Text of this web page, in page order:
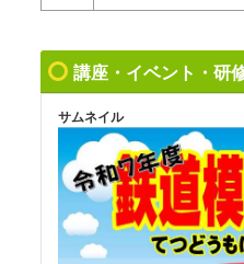
講座・イベント・研
サムネイル